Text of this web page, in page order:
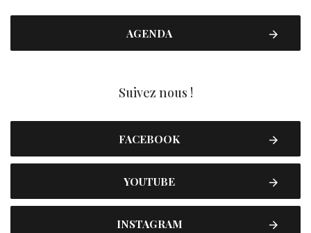
AGENDA
Suivez nous !
FACEBOOK
YOUTUBE
INSTAGRAM